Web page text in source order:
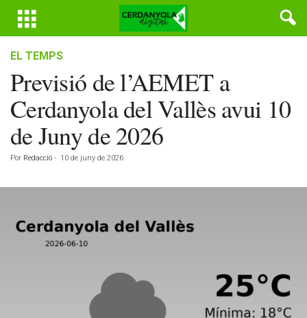
EL TEMPS
Previsió de l’AEMET a
Cerdanyola del Vallès avui 10
de Juny de 2026
Por Redacció - 10 de juny de 2026